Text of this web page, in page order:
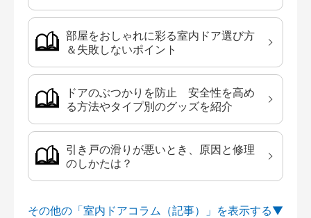
部屋をおしゃれに彩る室内ドア選び方
＆失敗しないポイント
ドアのぶつかりを防止 安全性を高め
る方法やタイプ別のグッズを紹介
引き戸の滑りが悪いとき、原因と修理
のしかたは？
その他の「室内ドアコラム（記事）」を